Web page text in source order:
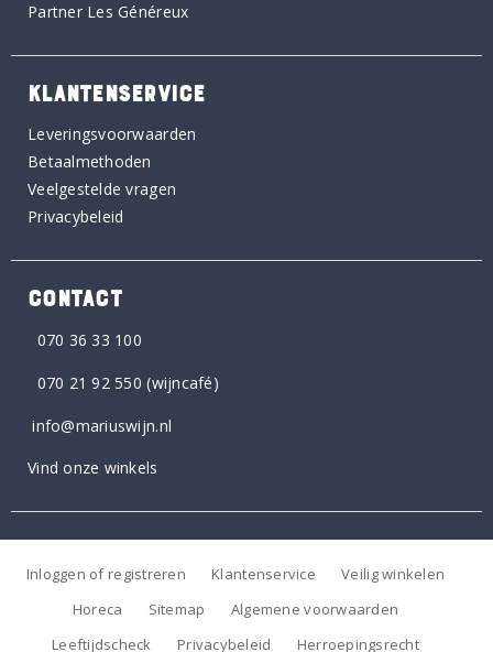
Partner Les Généreux
KLANTENSERVICE
Leveringsvoorwaarden
Betaalmethoden
Veelgestelde vragen
Privacybeleid
CONTACT
070 36 33 100
070 21 92 550 (wijncafé)
info@mariuswijn.nl
Vind onze winkels
Inloggen of registreren Klantenservice
Veilig winkelen
Horeca
Sitemap
Algemene voorwaarden
Leeftijdscheck
Privacybeleid Herroepingsrecht